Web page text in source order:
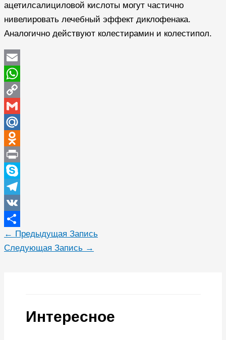
ацетилсалициловой кислоты могут частично
нивелировать лечебный эффект диклофенака.
Аналогично действуют колестирамин и колестипол.
Email
WhatsApp
Copy
Link
Gmail
Mail.Ru
Odnoklassniki
Print
Skype
Telegram
VK
Отправить
← Предыдущая Запись
Следующая Запись →
Интересное